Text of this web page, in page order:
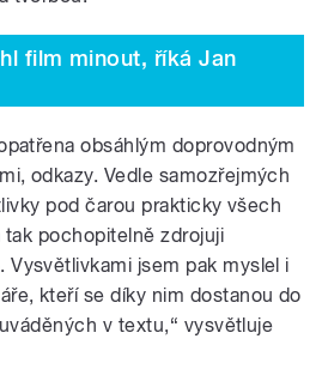
film minout, říká Jan
obsáhlým doprovodným
odkazy. Vedle samozřejmých
pod čarou prakticky všech
tak pochopitelně zdrojuji
jsem pak myslel i
kteří se díky nim dostanou do
v textu,“ vysvětluje